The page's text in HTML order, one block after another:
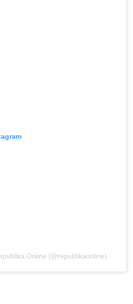
Online (@republikaonline)